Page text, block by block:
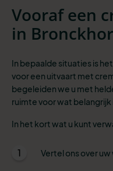
Vooraf een
in
In bepaalde situaties is
voor een uitvaart met
begeleiden we u met
ruimte voor wat belangrijk
In het kort wat u kunt
1 Vertel ons over